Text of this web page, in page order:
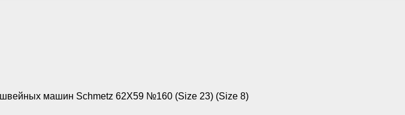
машин Schmetz 62X59 №160 (Size 23) (Size 8)